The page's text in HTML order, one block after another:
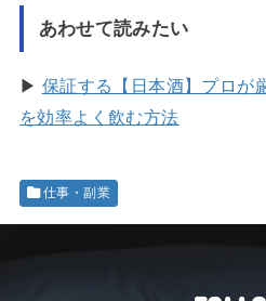
あわせて読みたい
▶ 保証する【日本酒】プロが
を効率よく飲む方法
仕事・副業